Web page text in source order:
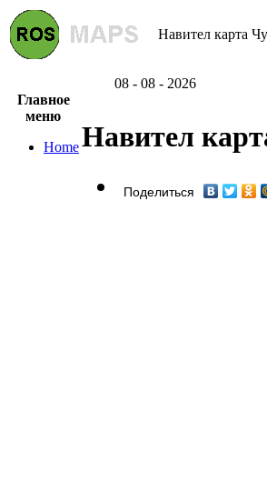
Навител карта
08 - 08 - 2026
Главное
меню
HomeНавител
Поделиться